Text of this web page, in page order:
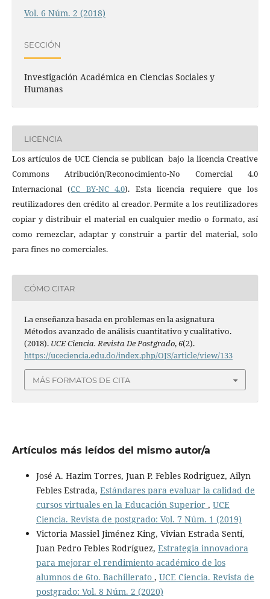
Vol. 6 Núm. 2 (2018)
SECCIÓN
Investigación Académica en Ciencias Sociales y
Humanas
LICENCIA
Los artículos de UCE Ciencia se publican bajo la licencia Creative
Commons Atribución/Reconocimiento-No Comercial 4.0
Internacional (CC BY-NC 4.0). Esta licencia requiere que los
reutilizadores den crédito al creador. Permite a los reutilizadores
copiar y distribuir el material en cualquier medio o formato, así
como remezclar, adaptar y construir a partir del material, solo
para fines no comerciales.
CÓMO CITAR
La enseñanza basada en problemas en la asignatura
Métodos avanzado de análisis cuantitativo y cualitativo.
(2018). UCE Ciencia. Revista De Postgrado,6(2).
https://uceciencia.edu.do/index.php/OJS/article/view/133
MÁS FORMATOS DE CITA
Artículos más leídos del mismo autor/a
José A. Hazim Torres, Juan P. Febles Rodriguez, Ailyn
Febles Estrada, Estándares para evaluar la calidad de
cursos virtuales en la Educación Superior , UCE
Ciencia. Revista de postgrado: Vol. 7 Núm. 1 (2019)
Victoria Massiel Jiménez King, Vivian Estrada Sentí,
Juan Pedro Febles Rodríguez, Estrategia innovadora
para mejorar el rendimiento académico de los
alumnos de 6to. Bachillerato , UCE Ciencia. Revista de
postgrado: Vol. 8 Núm. 2 (2020)